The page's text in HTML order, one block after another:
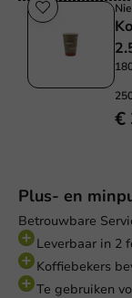
Plus- en
Betrouwbare
Leverbaar in 2
Koffiebekers
Te gebruiken
€